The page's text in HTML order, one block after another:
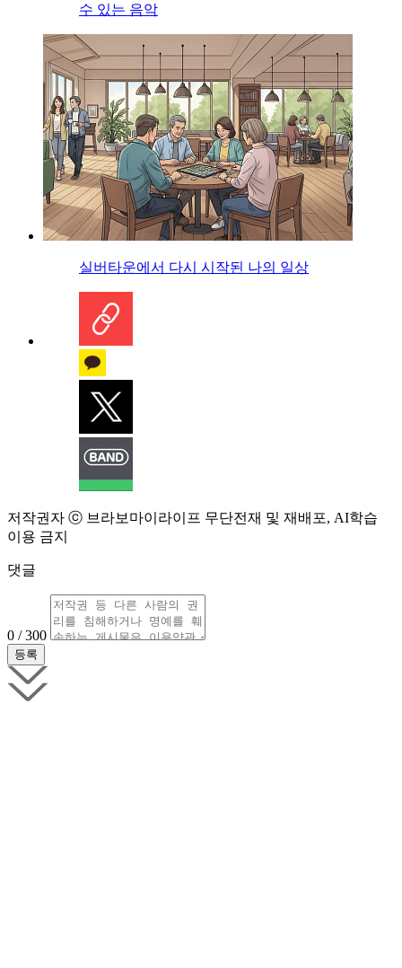
수 있는 음악
실버타운에서 다시 시작된 나의 일상
저작권자 ⓒ 브라보마이라이프 무단전재 및 재배포, AI학습
이용 금지
댓글
0 / 300